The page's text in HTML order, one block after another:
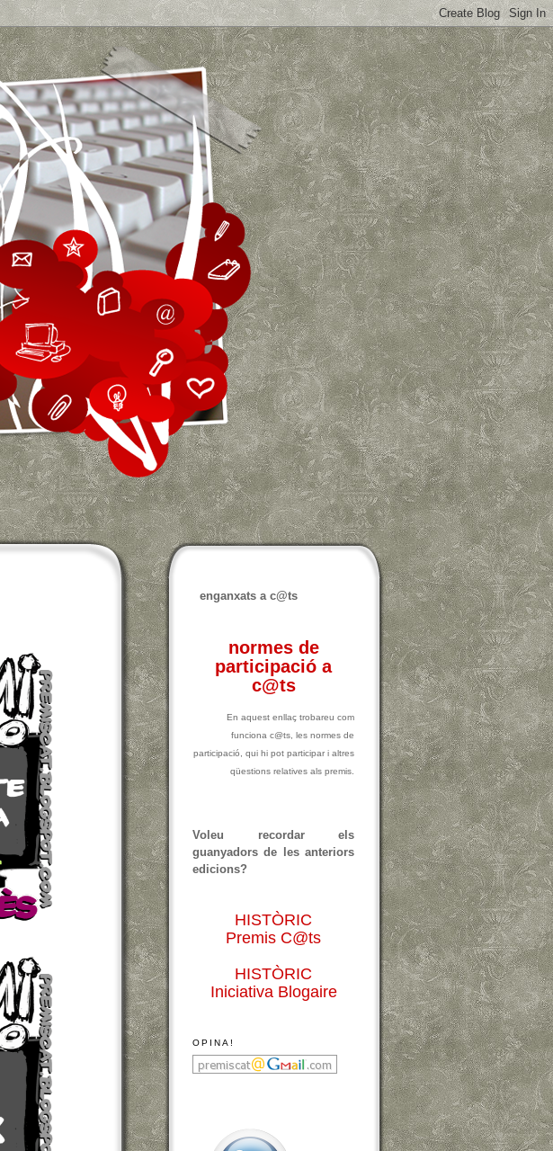
enganxats a c@ts
normes de
participació a
c@ts
En aquest enllaç trobareu com
funciona c@ts, les normes de
participació, qui hi pot participar i altres
qüestions relatives als premis.
Voleu recordar els
guanyadors de les anteriors
edicions?
HISTÒRIC
Premis C@ts
HISTÒRIC
Iniciativa Blogaire
OPINA!